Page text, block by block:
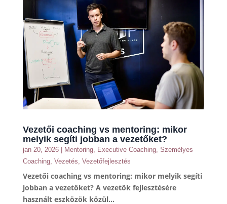
Vezetői coaching vs mentoring: mikor
melyik segíti jobban a vezetőket?
jan 20, 2026| Mentoring, Executive Coaching, Személyes
Coaching, Vezetés, Vezetőfejlesztés
Vezetői coaching vs mentoring: mikor melyik segíti
jobban a vezetőket? A vezetők fejlesztésére
használt eszközök közül...